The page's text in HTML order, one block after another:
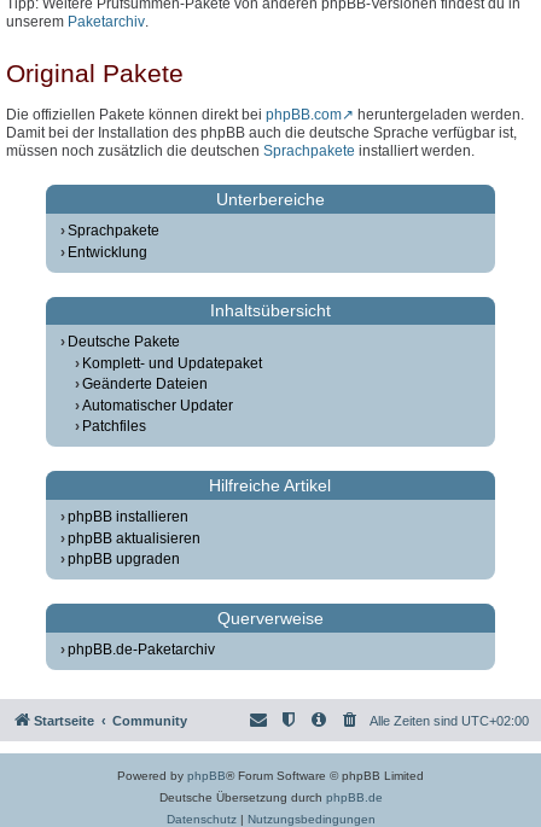
Tipp: Weitere Prüfsummen-Pakete von anderen phpBB-Versionen findest du in
unserem Paketarchiv.
Original Pakete
Die offiziellen Pakete können direkt bei phpBB.com
heruntergeladen werden.
Damit bei der Installation des phpBB auch die deutsche Sprache verfügbar ist,
müssen noch zusätzlich die deutschen Sprachpakete installiert werden.
Unterbereiche
Sprachpakete
Entwicklung
Inhaltsübersicht
Deutsche Pakete
Komplett- und Updatepaket
Geänderte Dateien
Automatischer Updater
Patchfiles
Hilfreiche Artikel
phpBB installieren
phpBB aktualisieren
phpBB upgraden
Querverweise
phpBB.de-Paketarchiv
Startseite Community Alle Zeiten sind UTC+02:00
Powered by phpBB® Forum Software © phpBB Limited
Deutsche Übersetzung durch phpBB.de
Datenschutz| Nutzungsbedingungen